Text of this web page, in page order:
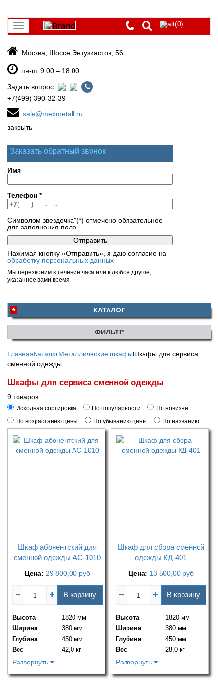
Toggle
navigation
(0)
Москва, Шоссе Энтузиастов, 56
пн-пт 9:00 – 18:00
Задать вопрос
+7(499) 390-32-39
sale@mebmetall.ru
закрыть
Заказать обратный звонок
Имя
Телефон *
Символом звездочка"(*) отмечено обязательное
для заполнения поле
Нажимая кнопку «Отправить», я даю согласие на
обработку персональных данных
Мы перезвоним в течение часа или в любое другое,
указанное вами время
КАТАЛОГ
ФИЛЬТР
ГлавнаяКаталогМеталлические шкафыШкафы для сервиса
сменной одежды
Шкафы для сервиса сменной одежды
9 товаров
Исходная сортировка По популярности
По новизне
По возрастанию цены
По убыванию цены По названию
Шкаф абонентский для
сменной одежды АС-1010
Цена: 29 800,00 руб
В корзину
Высота
1820 мм
Ширина
380 мм
Глубина
450 мм
Вес
42,0 кг
Развернуть
Шкаф для сбора сменной
одежды КД-401
Цена: 13 500,00 руб
В корзину
Высота
1820 мм
Ширина
380 мм
Глубина
450 мм
Вес
28,0 кг
Развернуть